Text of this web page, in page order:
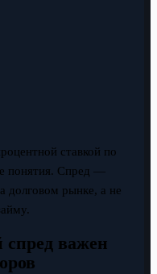
ставкой по
понятия. Спред —
долговом рынке, а не
важен